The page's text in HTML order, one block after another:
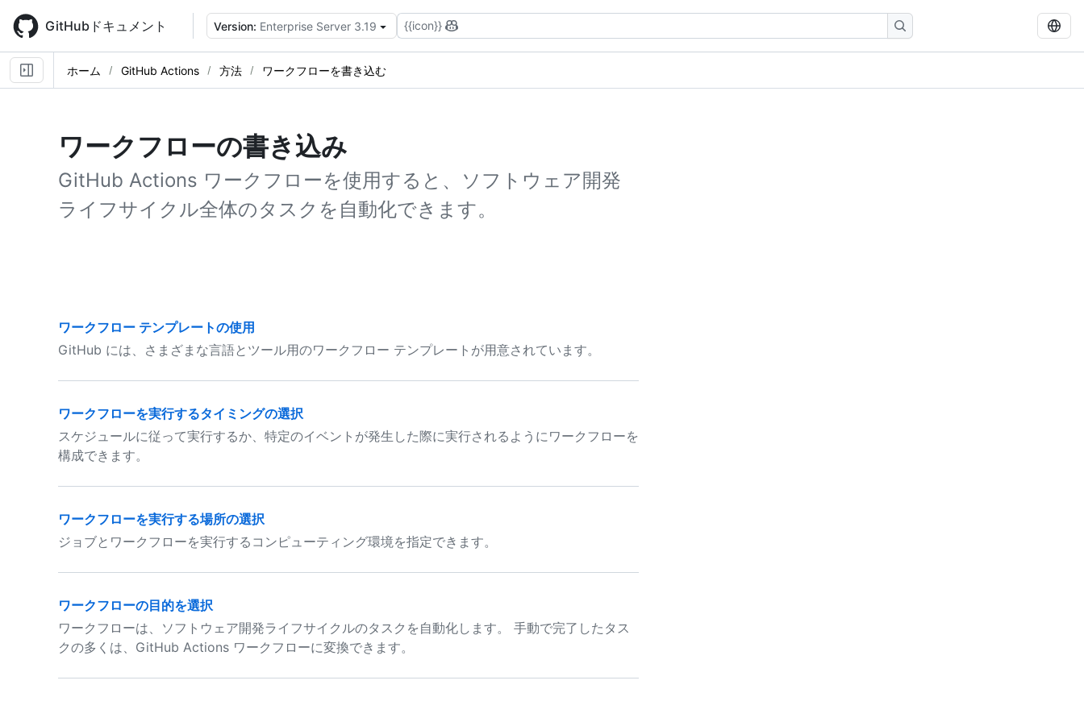
main
content
GitHubドキュメント Version: Enterprise Server 3.19 {{icon}}
ホーム GitHub Actions 方法 ワークフローを書き込む
ワークフローの書き込み
GitHub Actions ワークフローを使用すると、ソフトウェア開発
ライフサイクル全体のタスクを自動化できます。
ワークフロー テンプレートの使用
GitHub には、さまざまな言語とツール用のワークフロー テンプレートが用意されています。
ワークフローを実行するタイミングの選択
スケジュールに従って実行するか、特定のイベントが発生した際に実行されるようにワークフローを
構成できます。
ワークフローを実行する場所の選択
ジョブとワークフローを実行するコンピューティング環境を指定できます。
ワークフローの目的を選択
ワークフローは、ソフトウェア開発ライフサイクルのタスクを自動化します。 手動で完了したタス
クの多くは、GitHub Actions ワークフローに変換できます。